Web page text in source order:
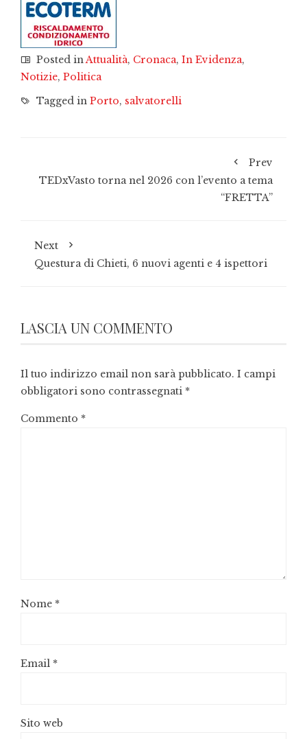
Posted inAttualità, Cronaca, In Evidenza,
Notizie, Politica
Tagged in Porto, salvatorelli
Prev
TEDxVasto torna nel 2026 con l’evento a tema
“FRETTA”
Next
Questura di Chieti, 6 nuovi agenti e 4 ispettori
LASCIA UN COMMENTO
Il tuo indirizzo email non sarà pubblicato. I campi
obbligatori sono contrassegnati *
Commento *
Nome *
Email *
Sito web